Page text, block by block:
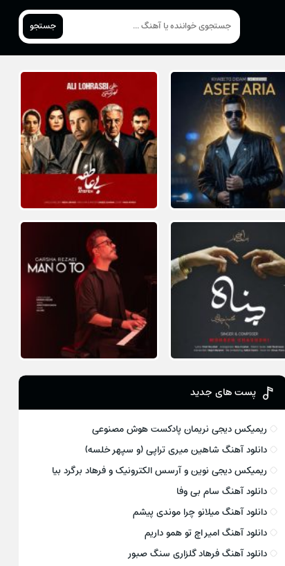
جستجو
پست های جدید
ریمیکس دیجی نریمان پادکست هوش مصنوعی
دانلود آهنگ شاهین میری تراپی (و سپهر خلسه)
ریمیکس دیجی نوین و آرسس الکترونیک و فرهاد برگرد بیا
دانلود آهنگ سام بی وفا
دانلود آهنگ میلانو چرا موندی پیشم
دانلود آهنگ امیر اچ تو همو داریم
دانلود آهنگ فرهاد گلزاری سنگ صبور